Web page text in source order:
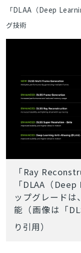
「DLAA（Deep
グ技術
「Ray
「DLAA（
ップグレードは
能（画像は「
り引用）